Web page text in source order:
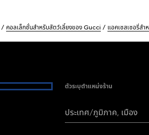
คอลเล็กชั่นสำหรับสัตว์เลี้ยงของ Gucci แอคเซสเซอรี่สำ
ตัวระบุตำแหน่งร้าน
ประเทศ/ภูมิภาค, เมือง